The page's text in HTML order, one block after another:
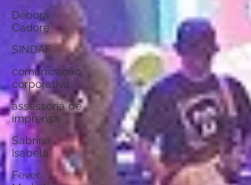
Débora
Cadore
SINDAF
comunicação
corporativa
assessoria de
imprensa
Sabrina
Isabela
Fever